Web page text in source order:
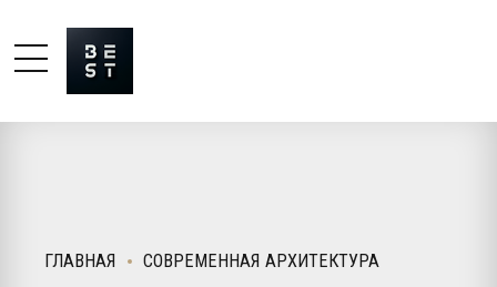
ГЛАВНАЯ СОВРЕМЕННАЯ АРХИТЕКТУРА